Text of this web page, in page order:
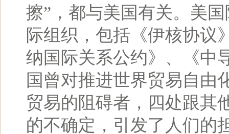
擦”，都与美国有关。美
际组织，包括《伊核协议
纳国际关系公约》、《中
国曾对推进世界贸易自由
贸易的阻碍者，四处跟其
的不确定，引发了人们的